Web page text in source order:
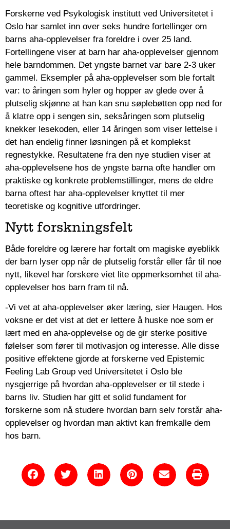
Forskerne ved Psykologisk institutt ved Universitetet i
Oslo har samlet inn over seks hundre fortellinger om
barns aha-opplevelser fra foreldre i over 25 land.
Fortellingene viser at barn har aha-opplevelser gjennom
hele barndommen. Det yngste barnet var bare 2-3 uker
gammel. Eksempler på aha-opplevelser som ble fortalt
var: to åringen som hyler og hopper av glede over å
plutselig skjønne at han kan snu søplebøtten opp ned for
å klatre opp i sengen sin, seksåringen som plutselig
knekker lesekoden, eller 14 åringen som viser lettelse i
det han endelig finner løsningen på et komplekst
regnestykke. Resultatene fra den nye studien viser at
aha-opplevelsene hos de yngste barna ofte handler om
praktiske og konkrete problemstillinger, mens de eldre
barna oftest har aha-opplevelser knyttet til mer
teoretiske og kognitive utfordringer.
Nytt forskningsfelt
Både foreldre og lærere har fortalt om magiske øyeblikk
der barn lyser opp når de plutselig forstår eller får til noe
nytt, likevel har forskere viet lite oppmerksomhet til aha-
opplevelser hos barn fram til nå.
-Vi vet at aha-opplevelser øker læring, sier Haugen. Hos
voksne er det vist at det er lettere å huske noe som er
lært med en aha-opplevelse og de gir sterke positive
følelser som fører til motivasjon og interesse. Alle disse
positive effektene gjorde at forskerne ved Epistemic
Feeling Lab Group ved Universitetet i Oslo ble
nysgjerrige på hvordan aha-opplevelser er til stede i
barns liv. Studien har gitt et solid fundament for
forskerne som nå studere hvordan barn selv forstår aha-
opplevelser og hvordan man aktivt kan fremkalle dem
hos barn.